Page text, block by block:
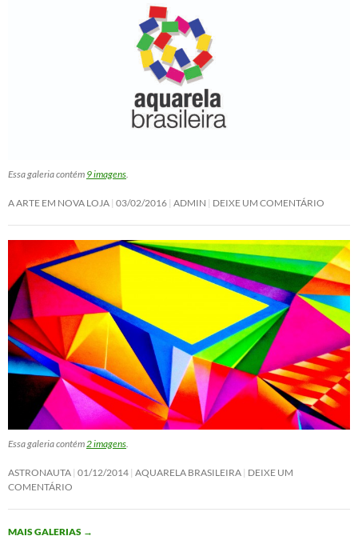
Essa galeria contém 9 imagens.
A ARTE EM NOVA LOJA 03/02/2016 ADMIN DEIXE UM COMENTÁRIO
Essa galeria contém2 imagens.
ASTRONAUTA 01/12/2014 AQUARELA BRASILEIRA DEIXE UM
COMENTÁRIO
MAIS GALERIAS →